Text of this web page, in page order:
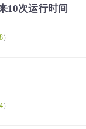
10次运行时间
）
）